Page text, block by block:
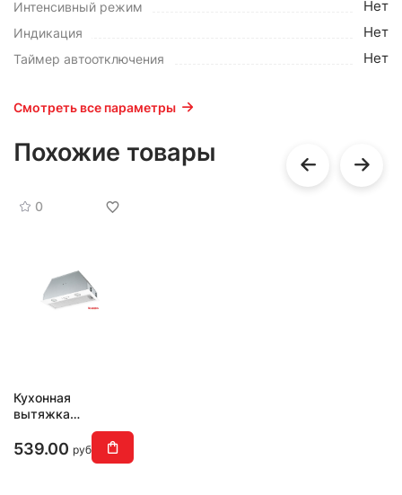
Интенсивный режим Нет
Индикация Нет
Таймер автоотключения Нет
Смотреть все параметры
Похожие товары
0
Кухонная
вытяжка
Trapeze 602M
539.00 руб